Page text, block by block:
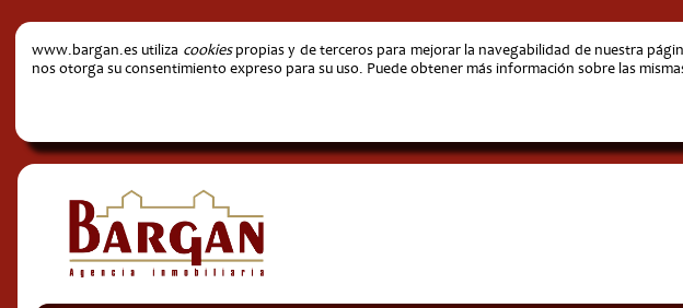
www.bargan.es utiliza cookiespropias y de terceros para mejorar la navegabilidad de nuestra
nos otorga su consentimiento expreso para su uso. Puede obtener más información sobre las